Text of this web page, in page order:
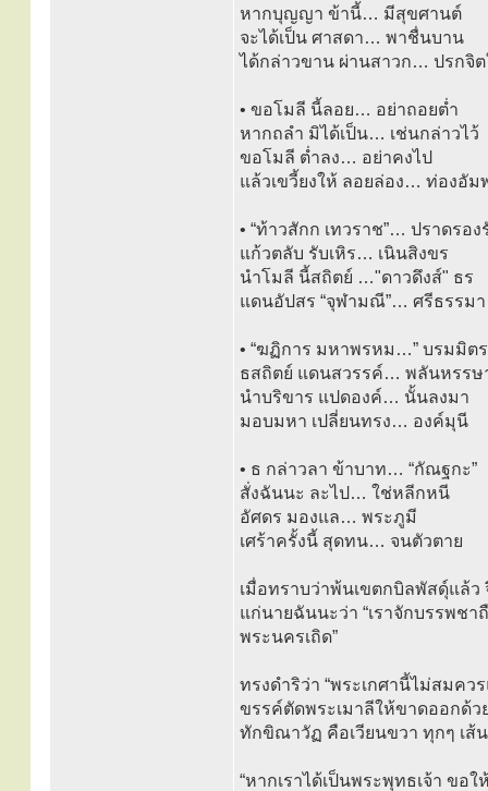
หากบุญญา ข้านี้… มีสุขศานต์
จะได้เป็น ศาสดา… พาชื่นบาน
ได้กล่าวขาน ผ่านสาวก… ปรกจิต
• ขอโมลี นี้ลอย… อย่าถอยต่ำ
หากถลำ มิได้เป็น… เช่นกล่าวไว้
ขอโมลี ต่ำลง… อย่าคงไป
แล้วเขวี้ยงให้ ลอยล่อง… ท่องอัม
• “ท้าวสักก เทวราช”… ปราดรอง
แก้วตลับ รับเหิร… เนินสิงขร
นำโมลี นี้สถิตย์ …"ดาวดึงส์" ธร
แดนอัปสร “จุฬามณี”… ศรีธรรมา
• “ฆฏิการ มหาพรหม…” บรมมิตร
ธสถิตย์ แดนสวรรค์… พลันหรรษ
นำบริขาร แปดองค์… นั้นลงมา
มอบมหา เปลี่ยนทรง… องค์มุนี
• ธ กล่าวลา ข้าบาท… “กัณฐกะ”
สั่งฉันนะ ละไป… ใช่หลีกหนี
อัศดร มองแล… พระภูมี
เศร้าครั้งนี้ สุดทน… จนตัวตาย
เมื่อทราบว่าพ้นเขตกบิลพัสดุ์แล้ว
แก่นายฉันนะว่า “เราจักบรรพช
พระนครเถิด”
ทรงดำริว่า “พระเกศานี้ไม่สมค
ขรรค์ตัดพระเมาลีให้ขาดออกด้ว
ทักขิณาวัฏ คือเวียนขวา ทุกๆ เส้
“หากเราได้เป็นพระพุทธเจ้า ขอ